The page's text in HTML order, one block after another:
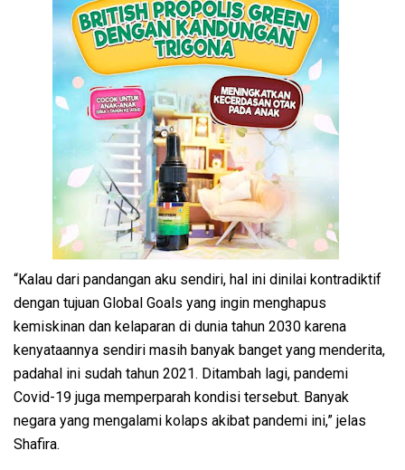
“Kalau dari pandangan aku sendiri, hal ini dinilai kontradiktif
dengan tujuan Global Goals yang ingin menghapus
kemiskinan dan kelaparan di dunia tahun 2030 karena
kenyataannya sendiri masih banyak banget yang menderita,
padahal ini sudah tahun 2021. Ditambah lagi, pandemi
Covid-19 juga memperparah kondisi tersebut. Banyak
negara yang mengalami kolaps akibat pandemi ini,” jelas
Shafira.